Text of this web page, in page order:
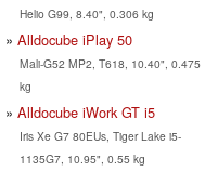
Helio G99, 8.40", 0.306 kg
Alldocube iPlay 50
Mali-G52 MP2, T618, 10.40", 0.475
kg
Alldocube iWork GT i5
Iris Xe G7 80EUs, Tiger Lake i5-
1135G7, 10.95", 0.55 kg